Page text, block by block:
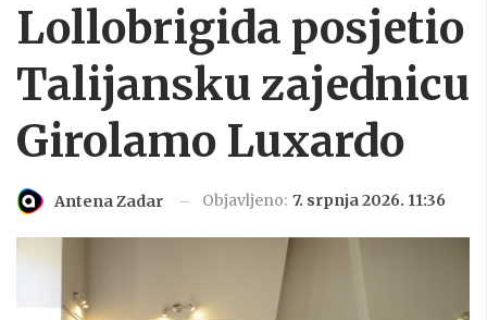
Lollobrigida posjetio
Talijansku zajednicu
Girolamo Luxardo
Antena Zadar Objavljeno: 7. srpnja 2026. 11:36